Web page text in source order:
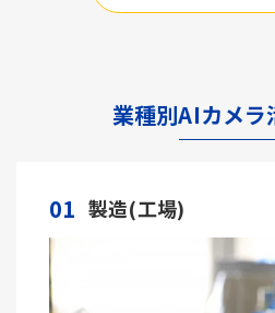
業種別AIカメラ
01 製造(工場)